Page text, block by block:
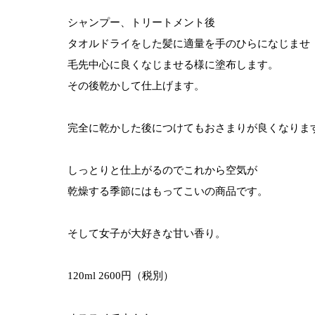
シャンプー、トリートメント後
タオルドライをした髪に適量を手のひらになじませ
毛先中心に良くなじませる様に塗布します。
その後乾かして仕上げます。
完全に乾かした後につけてもおさまりが良くなりま
しっとりと仕上がるのでこれから空気が
乾燥する季節にはもってこいの商品です。
そして女子が大好きな甘い香り。
120ml 2600円（税別）